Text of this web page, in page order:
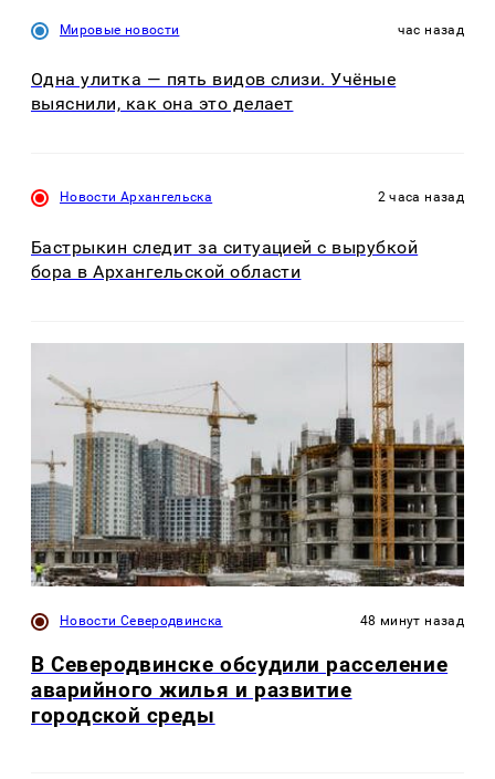
Мировые новости час назад
Одна улитка — пять видов слизи. Учёные
выяснили, как она это делает
Новости Архангельска 2 часа назад
Бастрыкин следит за ситуацией с вырубкой
бора в Архангельской области
Новости Северодвинска 48 минут назад
В Северодвинске обсудили расселение
аварийного жилья и развитие
городской среды